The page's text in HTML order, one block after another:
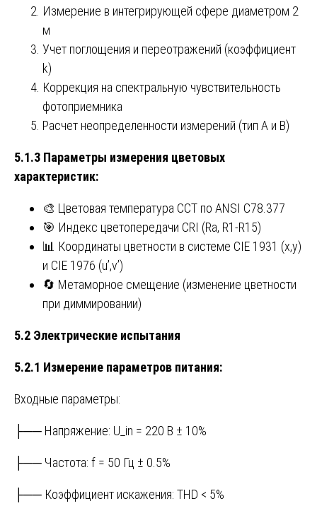
Измерение в интегрирующей сфере диаметром 2
м
Учет поглощения и переотражений (коэффициент
k)
Коррекция на спектральную чувствительность
фотоприемника
Расчет неопределенности измерений (тип A и B)
5.1.3 Параметры измерения цветовых
характеристик:
🎨 Цветовая температура CCT по ANSI C78.377
🎯 Индекс цветопередачи CRI (Ra, R1-R15)
📊 Координаты цветности в системе CIE 1931 (x,y)
и CIE 1976 (u’,v’)
🔄 Метаморное смещение (изменение цветности
при диммировании)
5.2 Электрические испытания
5.2.1 Измерение параметров питания:
Входные параметры:
├── Напряжение: U_in = 220 В ± 10%
├── Частота: f = 50 Гц ± 0.5%
├── Коэффициент искажения: THD < 5%